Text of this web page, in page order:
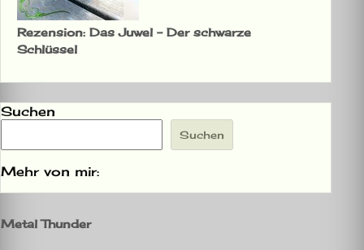
Rezension: Das Juwel – Der schwarze
Schlüssel
Suchen
Suchen
Mehr von mir:
Metal Thunder